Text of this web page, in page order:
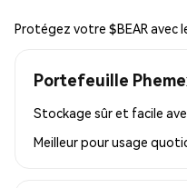
Protégez votre $BEAR avec
Portefeuille
Stockage sûr et facile
Meilleur pourusage